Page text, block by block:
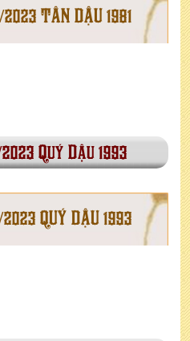
TÂN DẬU 1981
Quý Dậu 1993
QUÝ DẬU 1993